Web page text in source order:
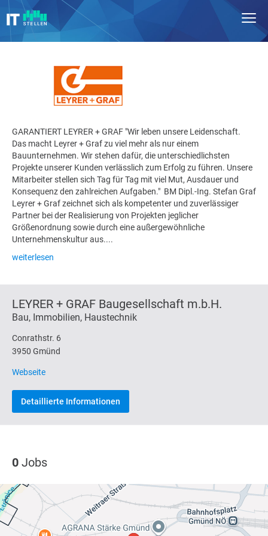
GARANTIERT LEYRER + GRAF "Wir leben unsere Leidenschaft.
Das macht Leyrer + Graf zu viel mehr als nur einem
Bauunternehmen. Wir stehen dafür, die unterschiedlichsten
Projekte unserer Kunden verlässlich zum Erfolg zu führen. Unsere
Mitarbeiter stellen sich Tag für Tag mit viel Mut, Ausdauer und
Konsequenz den zahlreichen Aufgaben." BM Dipl.-Ing. Stefan Graf
Leyrer + Graf zeichnet sich als kompetenter und zuverlässiger
Partner bei der Realisierung von Projekten jeglicher
Größenordnung sowie durch eine außergewöhnliche
Unternehmenskultur aus....
weiterlesen
LEYRER + GRAF Baugesellschaft m.b.H.
Bau, Immobilien, Haustechnik
Conrathstr. 6
3950 Gmünd
Webseite
Detaillierte Informationen
0 Jobs